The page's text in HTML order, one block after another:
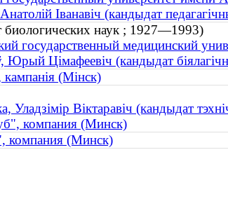
Іванавіч (кандыдат
наук ; 1927—1993)
государственный медицинский
Юрый Цімафеевіч (кандыдат
(Мінск)
Уладзімір Віктаравіч (кандыдат
компания (Минск)
компания (Минск)